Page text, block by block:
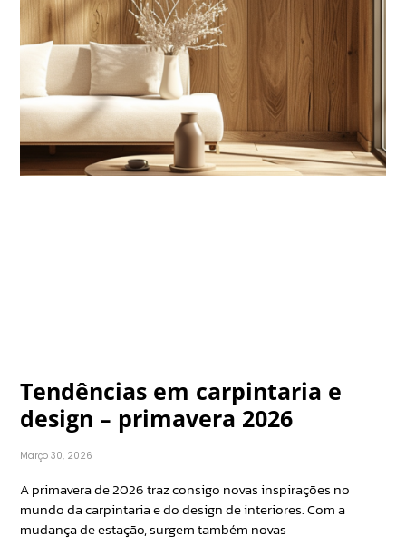
Tendências em carpintaria e
design – primavera 2026
Março 30, 2026
A primavera de 2026 traz consigo novas inspirações no
mundo da carpintaria e do design de interiores. Com a
mudança de estação, surgem também novas